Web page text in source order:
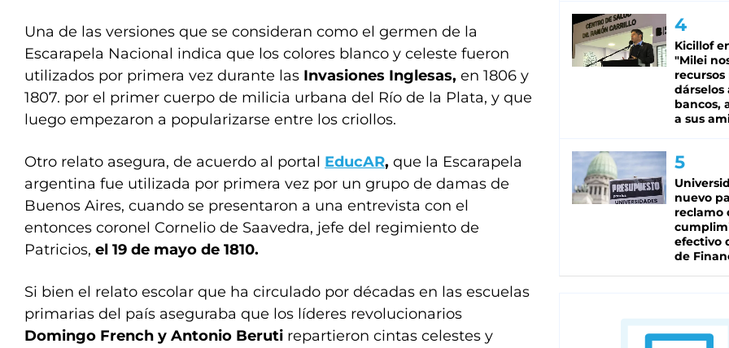
Una de las versiones que se consideran como el germen de la
Escarapela Nacional indica que los colores blanco y celeste fueron
utilizados por primera vez durante las Invasiones Inglesas, en 1806 y
1807. por el primer cuerpo de milicia urbana del Río de la Plata, y que
luego empezaron a popularizarse entre los criollos.
Otro relato asegura, de acuerdo al portal EducAR, que la Escarapela
argentina fue utilizada por primera vez por un grupo de damas de
Buenos Aires, cuando se presentaron a una entrevista con el
entonces coronel Cornelio de Saavedra, jefe del regimiento de
Patricios, el 19 de mayo de 1810.
Si bien el relato escolar que ha circulado por décadas en las escuelas
primarias del país aseguraba que los líderes revolucionarios
Domingo French y Antonio Beruti repartieron cintas celestes y
Kicillof
"Milei
recursos
dárselos
bancos,
a sus
nuevo
reclamo
efectivo
de